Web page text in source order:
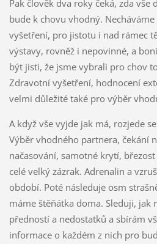
Pak člověk dva roky čeká, zda vše
bude k chovu vhodný.
vyšetření, pro jistotu i nad rámec
výstavy, rovněž i nepovinné, a
být jisti, že jsme vybrali pro chov
Zdravotní vyšetření, hodnocení
velmi důležité také pro výběr
A když vše vyjde jak má, rozjede
Výběr vhodného partnera, čekání
načasování, samotné krytí,
celé velký zázrak. Adrenalin a
období. Poté následuje osm
máme štěňátka doma. Sleduji, jak
předností a nedostatků a sbírám
informace o každém z nich pro